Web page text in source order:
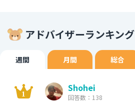
アドバイザーランキング
週間 月間 総合
Shohei
回答数：138